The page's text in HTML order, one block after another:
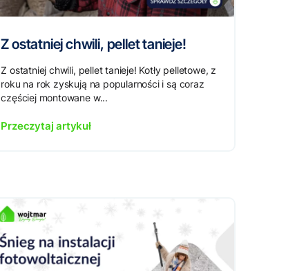
Z ostatniej chwili, pellet tanieje!
Z ostatniej chwili, pellet tanieje! Kotły pelletowe, z
roku na rok zyskują na popularności i są coraz
częściej montowane w...
Przeczytaj artykuł